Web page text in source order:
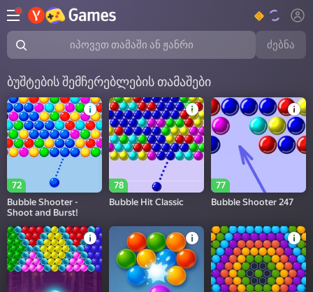
იპოვეთ თამაში ან ჟანრი ძებნა
ბუშტების შემჩერებლების თამაშები
72
Bubble Shooter -
Shoot and Burst!
78
Bubble Hit Classic
77
Bubble Shooter 247